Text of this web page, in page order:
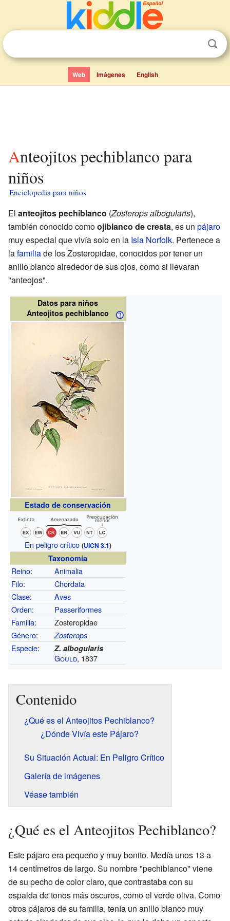
Web Imágenes English
Anteojitos pechiblanco para
niños
Enciclopedia para niños
El anteojitos pechiblanco (Zosterops albogularis),
también conocido comoojiblanco de cresta, es un pájaro
muy especial que vivía solo en la Isla Norfolk. Pertenece a
lafamiliade los Zosteropidae, conocidos por tener un
anillo blanco alrededor de sus ojos, como si llevaran
"anteojos".
Datos para niños
Anteojitos pechiblanco
Estado de conservación
En peligro crítico (UICN 3.1)
Taxonomía
Reino:
Animalia
Filo:
Chordata
Clase:
Aves
Orden:
Passeriformes
Familia:
Zosteropidae
Género: Zosterops
Especie: Z. albogularis
Gould, 1837
Contenido
¿Qué es el Anteojitos Pechiblanco?
¿Dónde Vivía este Pájaro?
Su Situación Actual: En Peligro Crítico
Galería de imágenes
Véase también
¿Qué es el Anteojitos Pechiblanco?
Este pájaro era pequeño y muy bonito. Medía unos 13 a
14 centímetros de largo. Su nombre "pechiblanco" viene
de su pecho de color claro, que contrastaba con su
espalda de tonos más oscuros, como el verde oliva. Como
otros pájaros de su familia, tenía un anillo blanco muy